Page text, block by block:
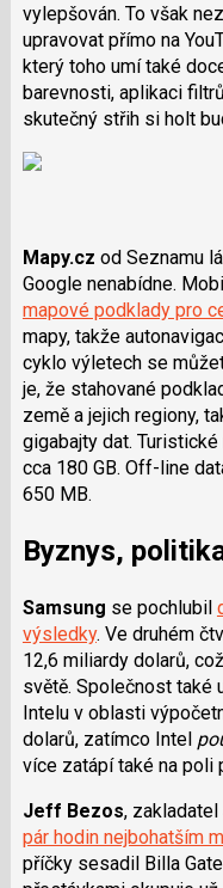
vylepšován. To však
upravovat přímo na
který toho umí také
barevnosti, aplikaci
skutečný střih si holt
Mapy.cz od Seznamu
Google nenabídne.
mapové podklady pro
mapy, takže
cyklo výletech se
je, že stahované
země a jejich regiony,
gigabajty dat.
cca 180 GB. Off-line
650 MB.
Byznys,
Samsung se pochlubil
výsledky. Ve druhém
12,6 miliardy dolarů,
světě. Společnost také
Intelu v oblasti
dolarů, zatímco Intel
více zatápí také na poli
Jeff Bezos,
pár hodin nejbohatším
příčky sesadil Billa